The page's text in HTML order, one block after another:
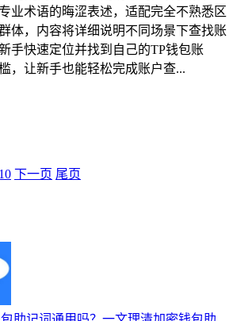
业术语的晦涩表述，适配完全不熟悉区
体，内容将详细说明不同场景下查找账
手快速定位并找到自己的TP钱包账
，让新手也能轻松完成账户查...
10 下一页 尾页